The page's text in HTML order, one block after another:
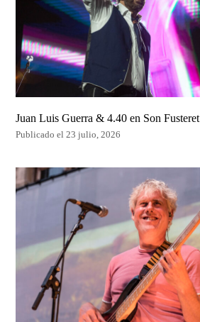
Juan Luis Guerra & 4.40 en Son Fusteret
Publicado el 23 julio, 2026